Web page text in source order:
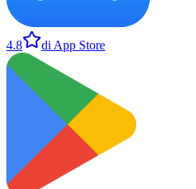
4.8 di App Store